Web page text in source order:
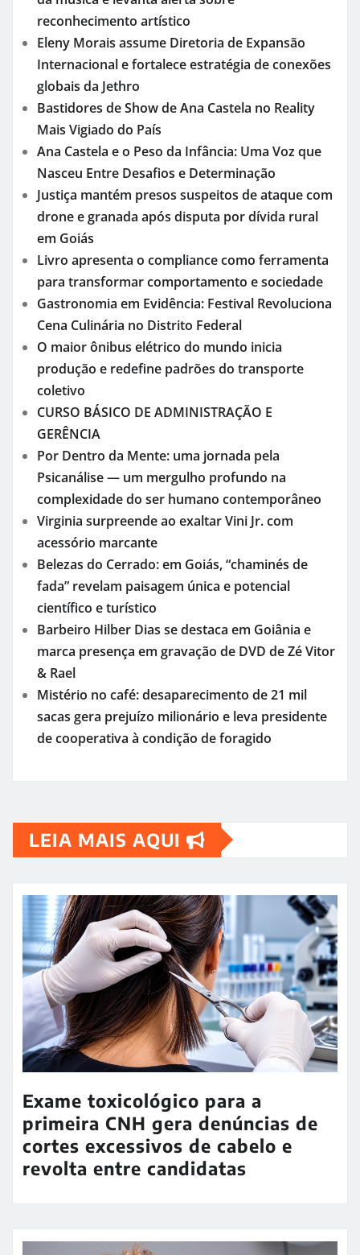
reconhecimento artístico
Eleny Morais assume Diretoria de Expansão
Internacional e fortalece estratégia de conexões
globais da Jethro
Bastidores de Show de Ana Castela no Reality
Mais Vigiado do País
Ana Castela e o Peso da Infância: Uma Voz que
Nasceu Entre Desafios e Determinação
Justiça mantém presos suspeitos de ataque com
drone e granada após disputa por dívida rural
em Goiás
Livro apresenta o compliance como ferramenta
para transformar comportamento e sociedade
Gastronomia em Evidência: Festival Revoluciona
Cena Culinária no Distrito Federal
O maior ônibus elétrico do mundo inicia
produção e redefine padrões do transporte
coletivo
CURSO BÁSICO DE ADMINISTRAÇÃO E
GERÊNCIA
Por Dentro da Mente: uma jornada pela
Psicanálise — um mergulho profundo na
complexidade do ser humano contemporâneo
Virginia surpreende ao exaltar Vini Jr. com
acessório marcante
Belezas do Cerrado: em Goiás, “chaminés de
fada” revelam paisagem única e potencial
científico e turístico
Barbeiro Hilber Dias se destaca em Goiânia e
marca presença em gravação de DVD de Zé Vitor
& Rael
Mistério no café: desaparecimento de 21 mil
sacas gera prejuízo milionário e leva presidente
de cooperativa à condição de foragido
LEIA MAIS AQUI
Exame toxicológico para a
primeira CNH gera denúncias de
cortes excessivos de cabelo e
revolta entre candidatas